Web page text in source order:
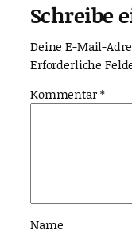
Schreibe
Deine E-Mail-
Erforderliche
Kommentar*
Name